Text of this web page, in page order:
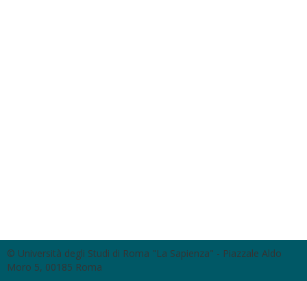
© Università degli Studi di Roma "La Sapienza" - Piazzale Aldo
Moro 5, 00185 Roma